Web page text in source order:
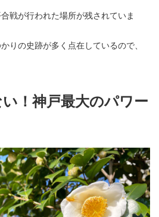
戦が行われた場所が残されていま
りの史跡が多く点在しているので、
！神戸最大のパワー